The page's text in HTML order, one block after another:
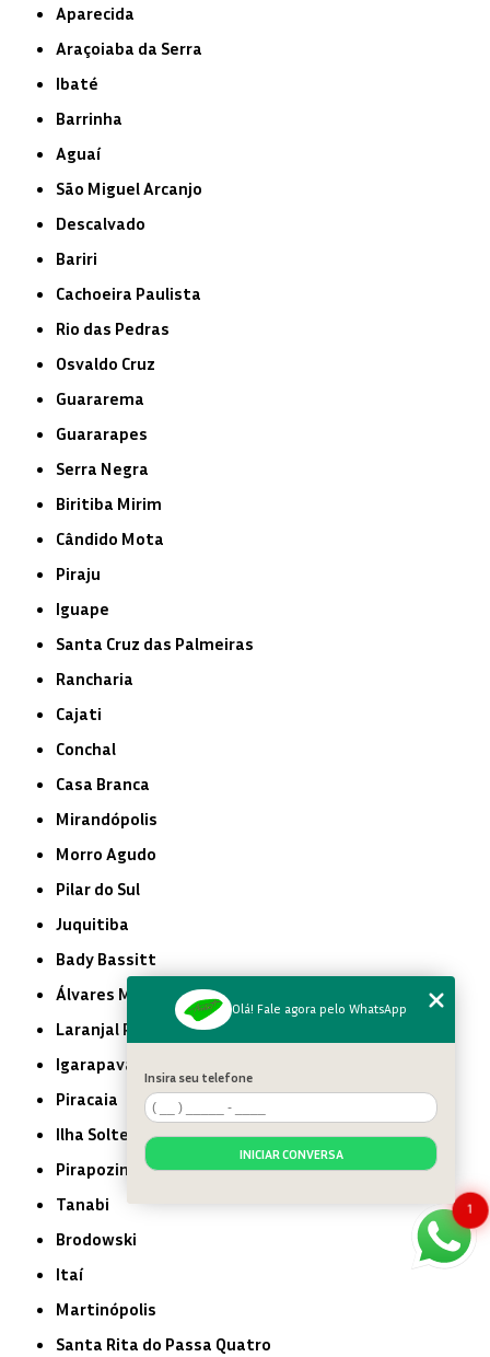
Aparecida
Araçoiaba da Serra
Ibaté
Barrinha
Aguaí
São Miguel Arcanjo
Descalvado
Bariri
Cachoeira Paulista
Rio das Pedras
Osvaldo Cruz
Guararema
Guararapes
Serra Negra
Biritiba Mirim
Cândido Mota
Piraju
Iguape
Santa Cruz das Palmeiras
Rancharia
Cajati
Conchal
Casa Branca
Mirandópolis
Morro Agudo
Pilar do Sul
Juquitiba
Bady Bassitt
Álvares Machado
Laranjal Paulista
Igarapava
Piracaia
Ilha Solteira
Pirapozinho
Tanabi
Brodowski
Itaí
Martinópolis
Santa Rita do Passa Quatro
1
Olá! Fale agora pelo WhatsApp
Insira seu telefone
INICIAR CONVERSA